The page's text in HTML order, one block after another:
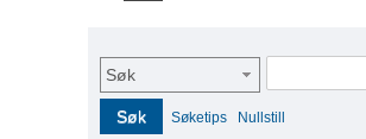
Søk
Søk Søketips Nullstill